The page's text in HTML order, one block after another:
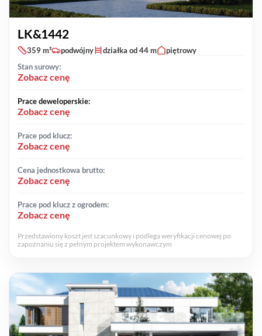
LK&1442
359 m² podwójny działka od 44 m
piętrowy
Stan surowy:
Zobacz cenę
Prace deweloperskie:
Zobacz cenę
Prace pod klucz:
Zobacz cenę
Cena jednostkowa brutto:
Zobacz cenę
Prace pod klucz z ogrodem:
Zobacz cenę
Przedstawiony koszt jest szacunkowy i podlega weryfikacji cenowej po
zapoznaniu się z pełnym projektem wykonawczym